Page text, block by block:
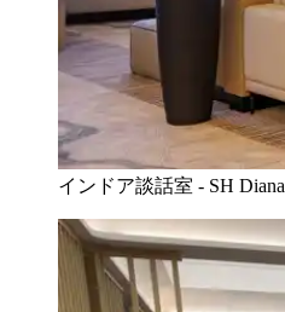
インドア談話室 - SH Diana